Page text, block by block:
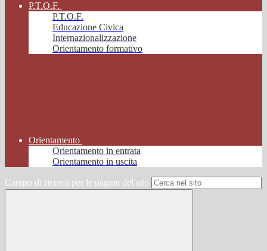
P.T.O.F.
P.T.O.F.
Educazione Civica
Internazionalizzazione
Orientamento formativo
Orientamento
Orientamento in entrata
Orientamento in uscita
Campo di ricerca per le pagine del sito